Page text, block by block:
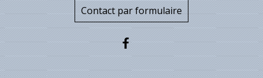
Contact par formulaire